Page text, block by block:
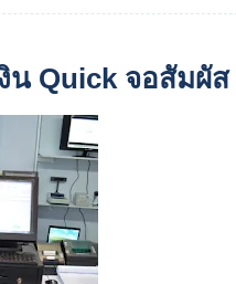
งิน Quick จอสัมผัส